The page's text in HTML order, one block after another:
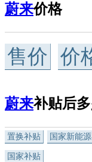
蔚来价格
售价 价
蔚来补贴后
置换补贴 国家新能
国家补贴